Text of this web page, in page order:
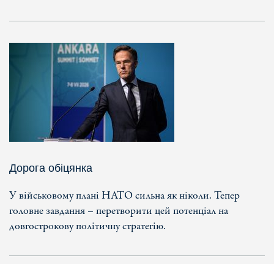
Дорога обіцянка
У військовому плані НАТО сильна як ніколи. Тепер
головне завдання – перетворити цей потенціал на
довгострокову політичну стратегію.